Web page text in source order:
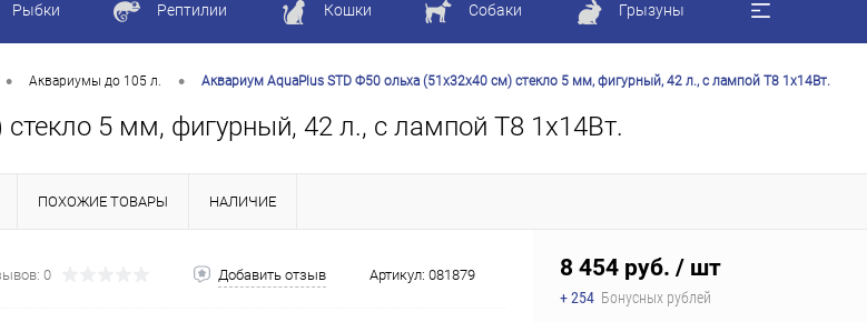
Рыбки Рептилии Кошки Собаки Грызуны
• Аквариумы до 105 л. • Аквариум AquaPlus STD Ф50 ольха (51х32х40 см) стекло 5 мм, фигурный, 42 л., с лампой Т8 1х14Вт.
5 мм, фигурный, 42 л., с лампой Т8 1х14Вт.
ПОХОЖИЕ ТОВАРЫ НАЛИЧИЕ
0 Добавить отзыв Артикул: 081879 8 454 руб. / шт
+ 254 Бонусных рублей